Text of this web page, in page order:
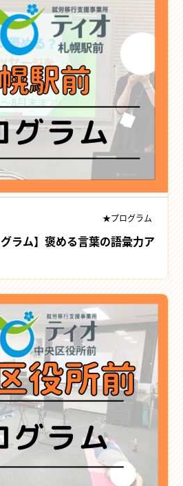
★プログラム
ラム】褒める言葉の語彙力ア